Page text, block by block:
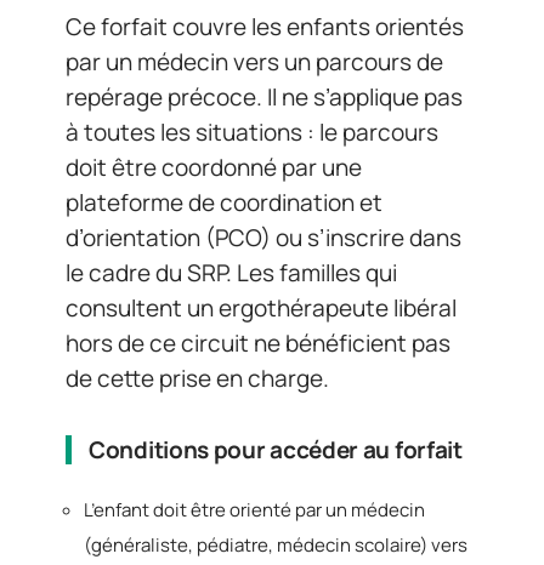
Ce forfait couvre les enfants orientés
par un médecin vers un parcours de
repérage précoce. Il ne s’applique pas
à toutes les situations : le parcours
doit être coordonné par une
plateforme de coordination et
d’orientation (PCO) ou s’inscrire dans
le cadre du SRP. Les familles qui
consultent un ergothérapeute libéral
hors de ce circuit ne bénéficient pas
de cette prise en charge.
Conditions pour accéder au forfait
L’enfant doit être orienté par un médecin
(généraliste, pédiatre, médecin scolaire) vers